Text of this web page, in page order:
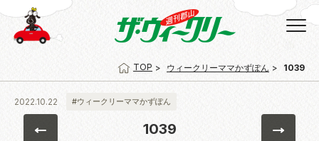
TOP ウィークリーママかずぽん 1039
2022.10.22 #ウィークリーママかずぽん
1039